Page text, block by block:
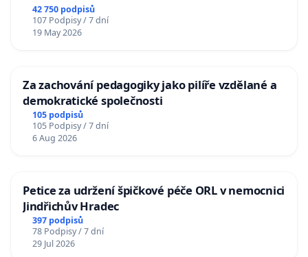
42 750 podpisů
107 Podpisy / 7 dní
19 May 2026
Za zachování pedagogiky jako pilíře vzdělané a
demokratické společnosti
105 podpisů
105 Podpisy / 7 dní
6 Aug 2026
Petice za udržení špičkové péče ORL v nemocnici
Jindřichův Hradec
397 podpisů
78 Podpisy / 7 dní
29 Jul 2026